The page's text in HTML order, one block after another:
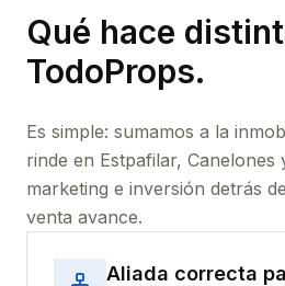
Qué hace
TodoProps.
Es simple: sumamos a la
rinde en Estpafilar, Canelones
marketing e inversión detrás
venta avance.
Aliada correcta